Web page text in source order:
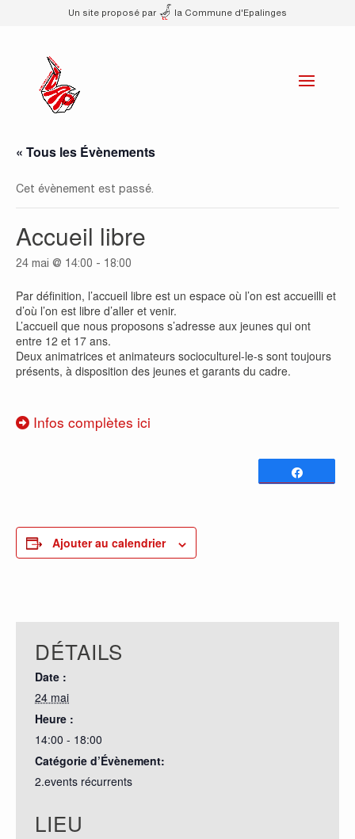
Un site proposé par la Commune d'Epalinges
« Tous les Évènements
Cet évènement est passé.
Accueil libre
24 mai @ 14:00 - 18:00
Par définition, l’accueil libre est un espace où l’on est accueilli et
d’où l’on est libre d’aller et venir.
L’accueil que nous proposons s’adresse aux jeunes qui ont
entre 12 et 17 ans.
Deux animatrices et animateurs socioculturel-le-s sont toujours
présents, à disposition des jeunes et garants du cadre.
Infos complètes ici
Ajouter au calendrier
DÉTAILS
Date :
24 mai
Heure :
14:00 - 18:00
Catégorie d’Évènement:
2.events récurrents
LIEU